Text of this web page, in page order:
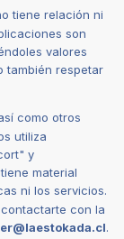
tiene relación ni
son
valores
también respetar
como otros
utiliza
y
material
ni los servicios.
con la
.